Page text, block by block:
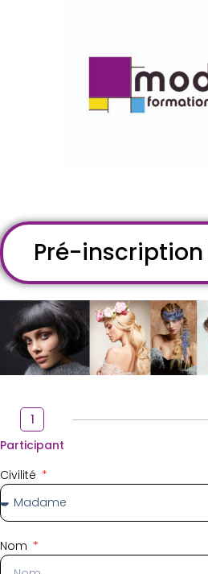
Pré-
1
Participant
Civilité
Nom